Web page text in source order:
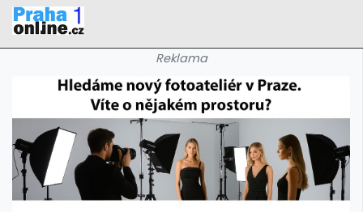
Reklama